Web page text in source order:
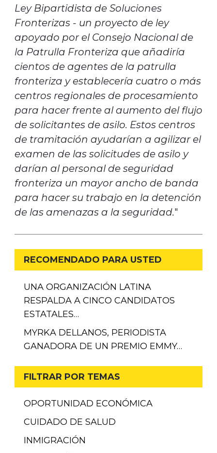
Ley Bipartidista de Soluciones
Fronterizas - un proyecto de ley
apoyado por el Consejo Nacional de
la Patrulla Fronteriza que añadiría
cientos de agentes de la patrulla
fronteriza y establecería cuatro o más
centros regionales de procesamiento
para hacer frente al aumento del flujo
de solicitantes de asilo. Estos centros
de tramitación ayudarían a agilizar el
examen de las solicitudes de asilo y
darían al personal de seguridad
fronteriza un mayor ancho de banda
para hacer su trabajo en la detención
de las amenazas a la seguridad."
RECOMENDADO PARA USTED
UNA ORGANIZACIÓN LATINA
RESPALDA A CINCO CANDIDATOS
ESTATALES…
MYRKA DELLANOS, PERIODISTA
GANADORA DE UN PREMIO EMMY…
FILTRAR POR TEMAS
OPORTUNIDAD ECONÓMICA
CUIDADO DE SALUD
INMIGRACIÓN